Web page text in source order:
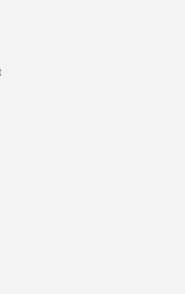
Westfalen unterstützt das
Euro. Bis zu 66 Menschen arbeiten
mehr als 300 Arbeitsplätze, die am
Saerbeck entstehen sollen.
Münster. Die neue Fertigungsanlage
Massenproduktion der
AEM)-
automatisierte Montage und Prüfung
Die AEM-Technologie gilt in der
als kosteneffizienteste Elektrolyse-
will Enapter dieses Potenzial in die